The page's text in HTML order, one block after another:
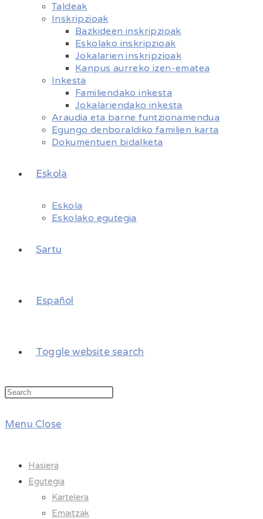
Taldeak
Inskripzioak
Bazkideen inskripzioak
Eskolako inskripzioak
Jokalarien inskripzioak
Kanpus aurreko izen-ematea
Inkesta
Familiendako inkesta
Jokalariendako inkesta
Araudia eta barne funtzionamendua
Egungo denboraldiko familien karta
Dokumentuen bidalketa
Eskola
Eskola
Eskolako egutegia
Sartu
Español
Toggle website search
Menu Close
Hasiera
Egutegia
Kartelera
Emaitzak